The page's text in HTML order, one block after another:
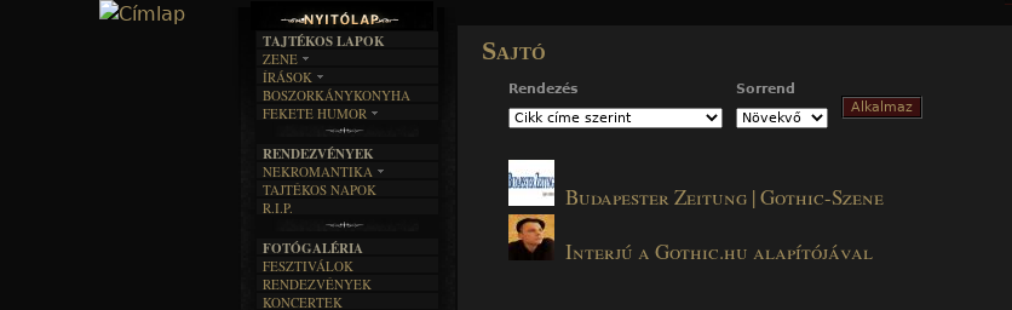
Sajtó
Rendezés Sorrend
Budapester Zeitung | Gothic-Szene
Interjú a Gothic.hu alapítójával
TAJTÉKOS LAPOK
ZENE
EGYÜTTESEK
INTERJÚK
FORDÍTÁSOK
DALSZÖVEGEK
ÍRÁSOK
IRODALOM
FILM
MŰVÉSZET
ÍRÁSTÖRTÉNET
BOSZORKÁNYKONYHA
FEKETE HUMOR
SZÖVEGES
RENDEZVÉNYEK
NEKROMANTIKA
AKTUÁLIS
A MÚLT
TAJTÉKOS NAPOK
R.I.P.
FOTÓGALÉRIA
FESZTIVÁLOK
RENDEZVÉNYEK
KONCERTEK